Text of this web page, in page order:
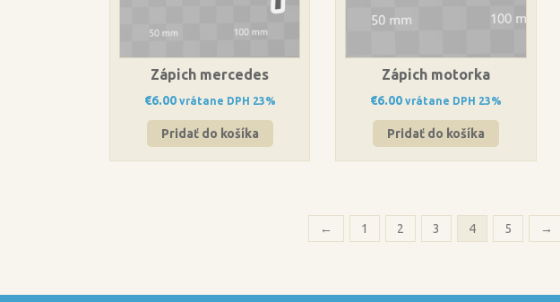
Zápich mercedes
€6.00 vrátane DPH 23%
Pridať do košíka
Zápich motorka
€6.00 vrátane DPH 23%
Pridať do košíka
← 1 2 3 4 5 →